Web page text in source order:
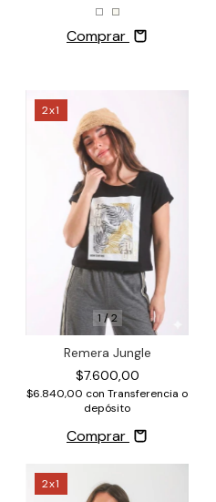
Comprar
1/2
2x1
Remera Jungle
$7.600,00
$6.840,00 con Transferencia o
depósito
Comprar
2x1